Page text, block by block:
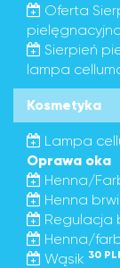
Oferta
Sierpień
lampa
Kosmetyka
Lampa
Oprawa oka
Henna/
Henna
Regulacja
Henna/
Wąsik 30